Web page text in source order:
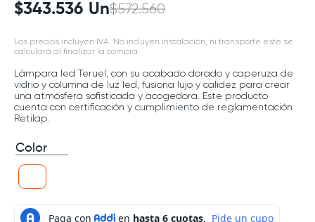
$343.536 Un$572.560
Los precios incluyen IVA. No incluyen instalación, ni transporte este se
calculará al finalizar la compra.
Lámpara led Teruel, con su acabado dorado y caperuza de
vidrio y columna de luz led, fusiona lujo y calidez para crear
una atmósfera sofisticada y acogedora. Este producto
cuenta con certificación y cumplimiento de reglamentación
Retilap.
Color